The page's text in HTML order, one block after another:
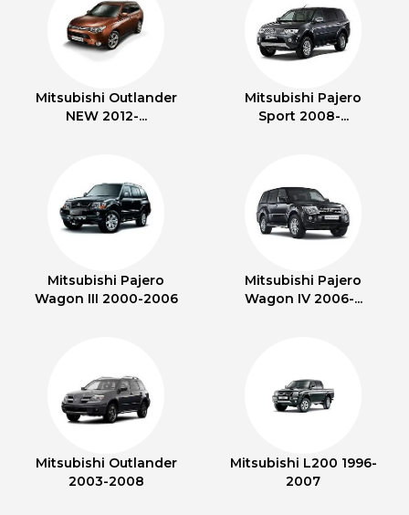
Mitsubishi Outlander
NEW 2012-...
Mitsubishi Pajero
Sport 2008-...
Mitsubishi Pajero
Wagon III 2000-2006
Mitsubishi Pajero
Wagon IV 2006-...
Mitsubishi Outlander
2003-2008
Mitsubishi L200 1996-
2007